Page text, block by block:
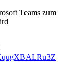
Teams zum